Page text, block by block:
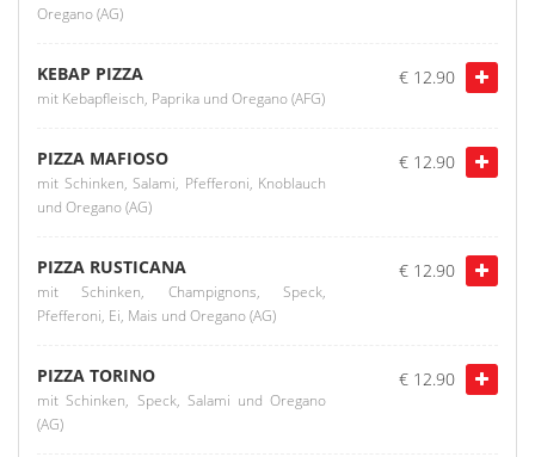
Oregano (AG)
KEBAP PIZZA
mit Kebapfleisch, Paprika und Oregano (AFG)
€ 12.90
PIZZA MAFIOSO
mit Schinken, Salami, Pfefferoni, Knoblauch
und Oregano (AG)
€ 12.90
PIZZA RUSTICANA
mit Schinken, Champignons, Speck,
Pfefferoni, Ei, Mais und Oregano (AG)
€ 12.90
PIZZA TORINO
mit Schinken, Speck, Salami und Oregano
(AG)
€ 12.90